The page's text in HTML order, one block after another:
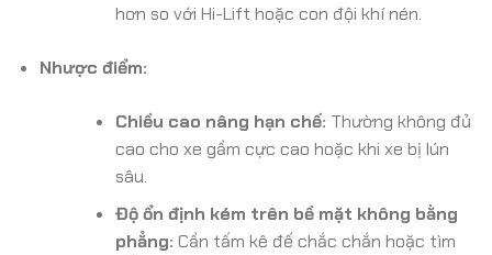
hơn so với Hi-Lift hoặc con đội khí nén.
Nhược điểm:
Chiều cao nâng hạn chế: Thường không đủ
cao cho xe gầm cực cao hoặc khi xe bị lún
sâu.
Độ ổn định kém trên bề mặt không bằng
phẳng: Cần tấm kê đế chắc chắn hoặc tìm